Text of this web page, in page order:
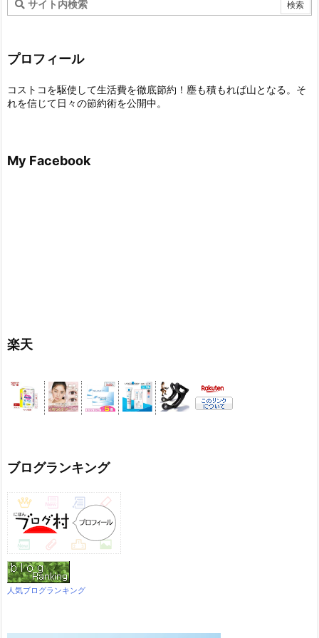
プロフィール
コストコを駆使して生活費を徹底節約！塵も積もれば山となる。そ
れを信じて日々の節約術を公開中。
My Facebook
楽天
ブログランキング
人気ブログランキング